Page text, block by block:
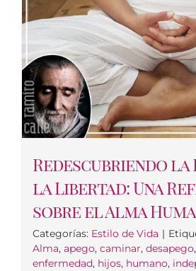
Redescubriendo la
la Libertad: Una
sobre el Alma
Categorías: Estilo de Vida |
Alma, apego, caminar, desapego,
enfermedad, hijos, humano,